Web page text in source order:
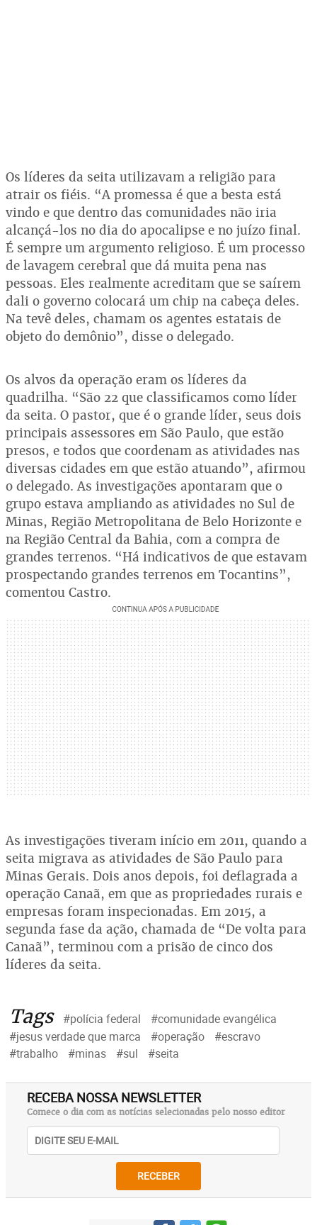
Os líderes da seita utilizavam a religião para
atrair os fiéis. “A promessa é que a besta está
vindo e que dentro das comunidades não iria
alcançá-los no dia do apocalipse e no juízo final.
É sempre um argumento religioso. É um processo
de lavagem cerebral que dá muita pena nas
pessoas. Eles realmente acreditam que se saírem
dali o governo colocará um chip na cabeça deles.
Na tevê deles, chamam os agentes estatais de
objeto do demônio”, disse o delegado.
Os alvos da operação eram os líderes da
quadrilha. “São 22 que classificamos como líder
da seita. O pastor, que é o grande líder, seus dois
principais assessores em São Paulo, que estão
presos, e todos que coordenam as atividades nas
diversas cidades em que estão atuando”, afirmou
o delegado. As investigações apontaram que o
grupo estava ampliando as atividades no Sul de
Minas, Região Metropolitana de Belo Horizonte e
na Região Central da Bahia, com a compra de
grandes terrenos. “Há indicativos de que estavam
prospectando grandes terrenos em Tocantins”,
comentou Castro.
As investigações tiveram início em 2011, quando a
seita migrava as atividades de São Paulo para
Minas Gerais. Dois anos depois, foi deflagrada a
operação Canaã, em que as propriedades rurais e
empresas foram inspecionadas. Em 2015, a
segunda fase da ação, chamada de “De volta para
Canaã”, terminou com a prisão de cinco dos
líderes da seita.
Tags #polícia federal
#comunidade evangélica
#jesus verdade que marca
#operação
#escravo
#trabalho
#minas #sul #seita
RECEBA NOSSA NEWSLETTER
Comece o dia com as notícias selecionadas pelo nosso editor
RECEBER